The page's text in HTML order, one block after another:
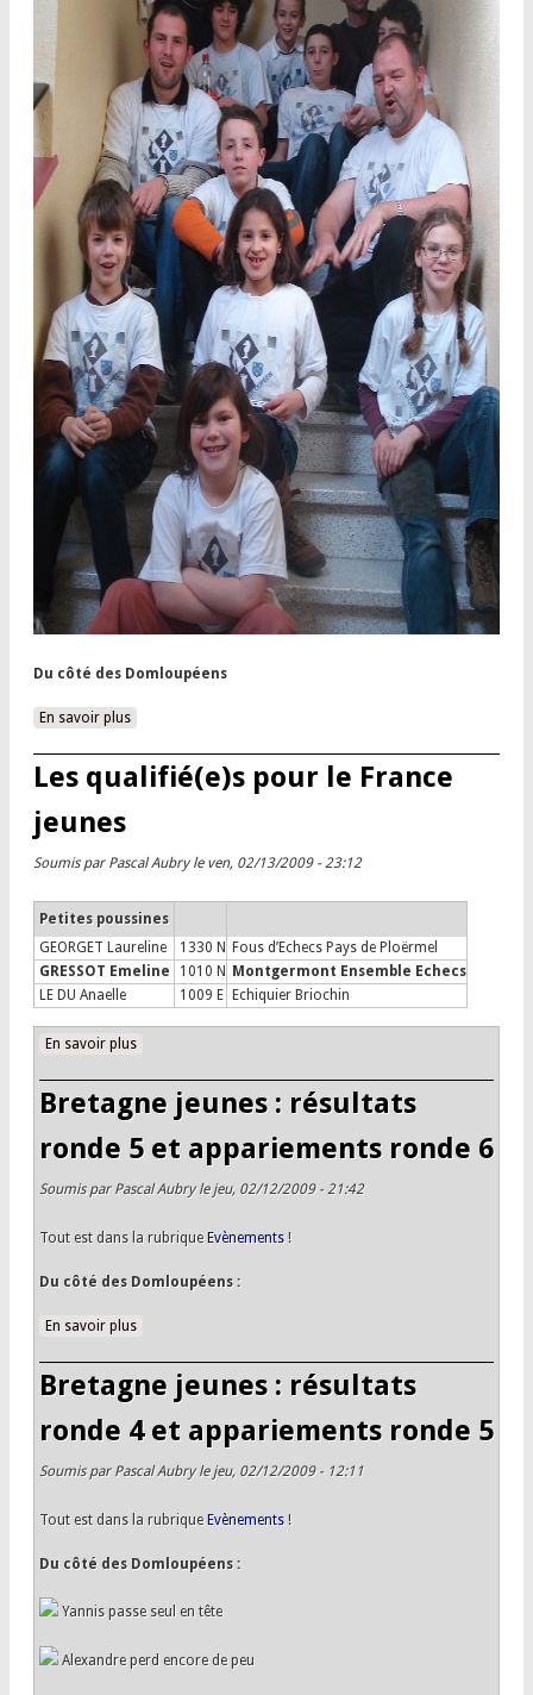
Du côté des Domloupéens
En savoir plusà propos de Bretagne jeunes : podiums et qualifiés pour le
Les qualifié(e)s pour le France
jeunes
Soumis par Pascal Aubryle ven, 02/13/2009 - 23:12
Petites poussines
GEORGET Laureline
1330 N Fous d’Echecs Pays de Ploërmel
GRESSOT Emeline
1010 N Montgermont Ensemble Echecs
LE DU Anaelle
1009 E Echiquier Briochin
En savoir plusà propos de Les qualifié(e)s pour le France jeunes
Bretagne jeunes : résultats
ronde 5 et appariements ronde 6
Soumis parPascal Aubryle jeu, 02/12/2009 - 21:42
Tout est dans la rubriqueEvènements!
Du côté des Domloupéens :
En savoir plusà propos de Bretagne jeunes : résultats ronde 5 et
Bretagne jeunes : résultats
ronde 4 et appariements ronde 5
Soumis parPascal Aubryle jeu, 02/12/2009 - 12:11
Tout est dans la rubriqueEvènements!
Du côté des Domloupéens :
Yannis passe seul en tête
Alexandre perd encore de peu